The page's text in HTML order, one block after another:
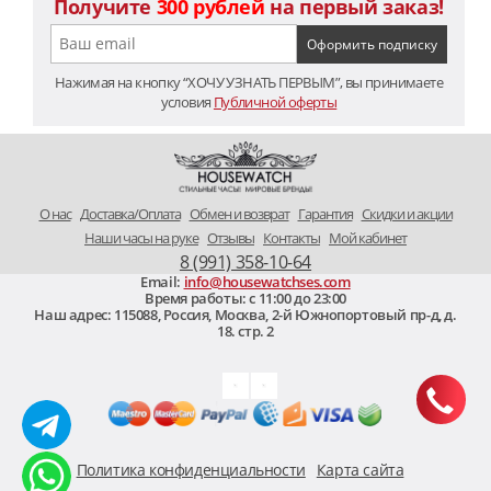
Получите 300 рублей на первый заказ!
Нажимая на кнопку “ХОЧУ УЗНАТЬ ПЕРВЫМ”, вы принимаете
условия Публичной оферты
O нас Доставка/Оплата Обмен и возврат Гарантия Скидки и акции
Наши часы на руке Отзывы Контакты Мой кабинет
8 (991) 358-10-64
Политика конфиденциальности Карта сайта
Email: info@housewatchses.com
Время работы: c 11:00 до 23:00
Наш адрес: 115088, Россия, Москва 2-й Южнопортовый пр-д, д.
18. стр. 2